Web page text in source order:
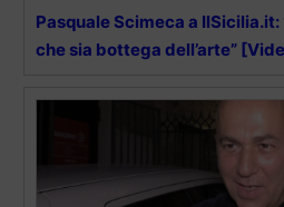
Pasquale Scimeca a IlSicilia.it:
che sia bottega dell’arte”